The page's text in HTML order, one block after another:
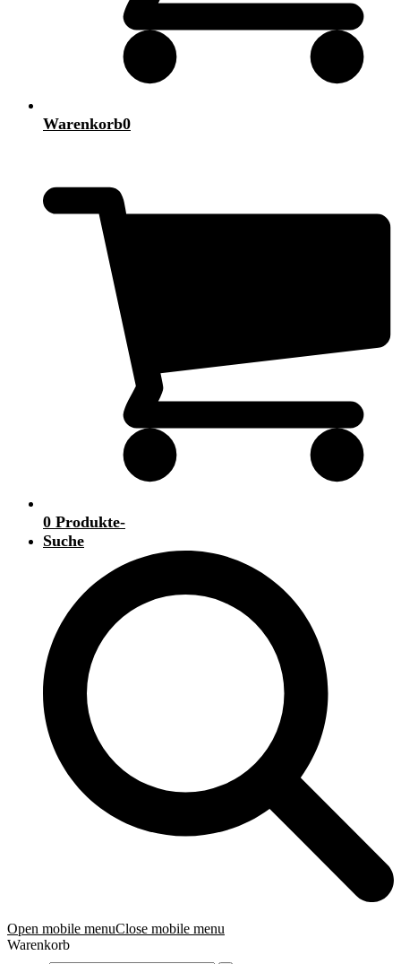
Warenkorb0
0 Produkte-
Suche
Open mobile menuClose mobile menu
Warenkorb